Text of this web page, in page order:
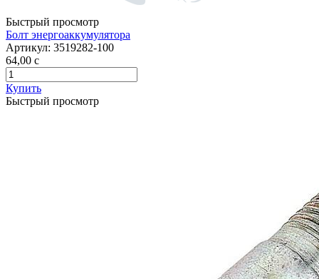
Быстрый просмотр
Болт энергоаккумулятора
Артикул: 3519282-100
64,00 c
Купить
Быстрый просмотр